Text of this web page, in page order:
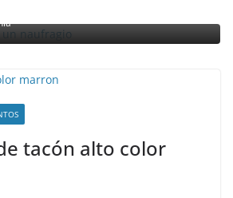
tacón alto color